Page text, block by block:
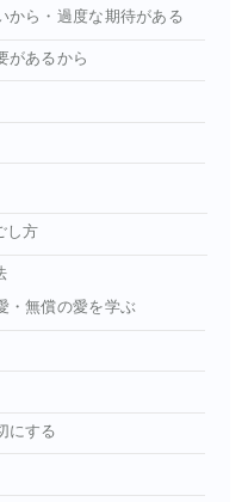
から・過度な期待がある
があるから
し方
・無償の愛を学ぶ
にする